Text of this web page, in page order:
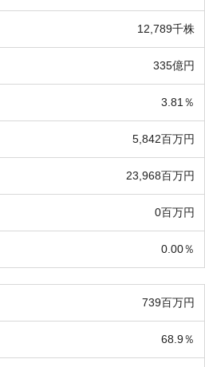
12,789千株
335億円
3.81％
5,842百万円
23,968百万円
0百万円
0.00％
739百万円
68.9％